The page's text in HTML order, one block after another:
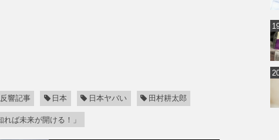
響記事 日本 日本ヤバい 田村耕太郎
ば未来が開ける！」